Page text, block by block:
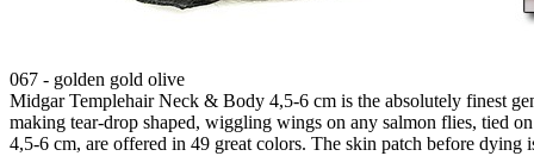
067 - golden gold olive
Midgar Templehair Neck & Body 4,5-6 cm is the absolutely finest
making tear-drop shaped, wiggling wings on any salmon flies, tied
4,5-6 cm, are offered in 49 great colors. The skin patch before dying